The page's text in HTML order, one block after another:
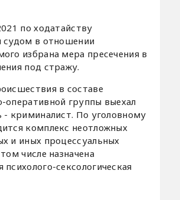
по ходатайству
судом в отношении
избрана мера пресечения в
под стражу.
в составе
оперативной группы выехал
- криминалист. По уголовному
комплекс неотложных
и иных процессуальных
числе назначена
психолого-сексологическая